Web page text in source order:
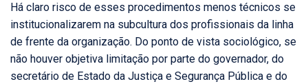
Há claro risco de esses procedimentos menos técnicos se
institucionalizarem na subcultura dos profissionais da linha
de frente da organização. Do ponto de vista sociológico, se
não houver objetiva limitação por parte do governador, do
secretário de Estado da Justiça e Segurança Pública e do